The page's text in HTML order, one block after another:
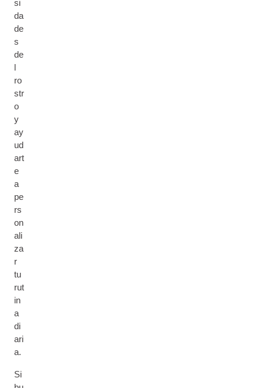
si
da
de
s
de
l
ro
str
o
y
ay
ud
art
e
a
pe
rs
on
ali
za
r
tu
rut
in
a
di
ari
a.
Si